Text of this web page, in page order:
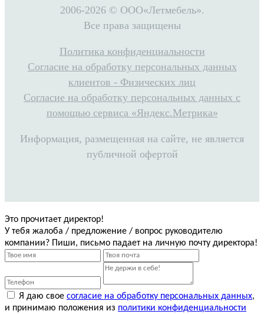
2006-2026 © ООО«Летмебель».
Все права защищены
Политика конфиденциальности
Согласие на обработку персональных данных
клиентов - Физических лиц
Согласие на обработку персональных данных с
помощью сервиса «Яндекс.Метрика»
Информация, размещенная на сайте, не является
публичной офертой
Это прочитает директор!
У тебя жалоба / предложение / вопрос руководителю
компании? Пиши, письмо падает на личную почту директора!
Я даю свое согласие на обработку персональных данных,
и принимаю положения из политики конфиденциальности